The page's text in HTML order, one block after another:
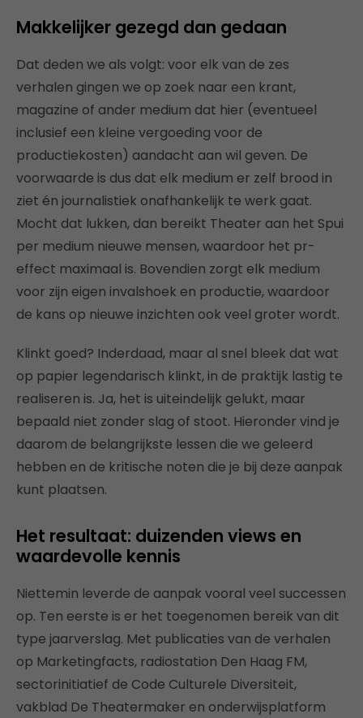
Makkelijker gezegd dan gedaan
Dat deden we als volgt: voor elk van de zes
verhalen gingen we op zoek naar een krant,
magazine of ander medium dat hier (eventueel
inclusief een kleine vergoeding voor de
productiekosten) aandacht aan wil geven. De
voorwaarde is dus dat elk medium er zelf brood in
ziet én journalistiek onafhankelijk te werk gaat.
Mocht dat lukken, dan bereikt Theater aan het Spui
per medium nieuwe mensen, waardoor het pr-
effect maximaal is. Bovendien zorgt elk medium
voor zijn eigen invalshoek en productie, waardoor
de kans op nieuwe inzichten ook veel groter wordt.
Klinkt goed? Inderdaad, maar al snel bleek dat wat
op papier legendarisch klinkt, in de praktijk lastig te
realiseren is. Ja, het is uiteindelijk gelukt, maar
bepaald niet zonder slag of stoot. Hieronder vind je
daarom de belangrijkste lessen die we geleerd
hebben en de kritische noten die je bij deze aanpak
kunt plaatsen.
Het resultaat: duizenden views en
waardevolle kennis
Niettemin leverde de aanpak vooral veel successen
op. Ten eerste is er het toegenomen bereik van dit
type jaarverslag. Met publicaties van de verhalen
op Marketingfacts, radiostation Den Haag FM,
sectorinitiatief de Code Culturele Diversiteit,
vakblad De Theatermaker en onderwijsplatform